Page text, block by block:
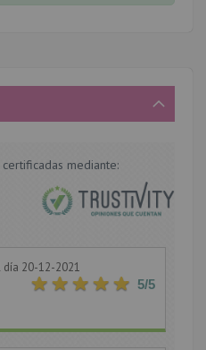
mediante:
día 20-12-2021
5/5